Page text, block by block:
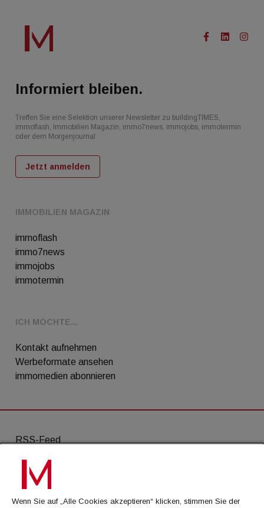
IMMOBILIEN MAGAZIN
immoflash
immo7news
immojobs
immotermin
ICH MÖCHTE...
Kontakt aufnehmen
Werbeformate ansehen
immomedien abonnieren
Informiert bleiben.
Treffen Sie eine Selektion unserer Newsletter zu buildingTIMES,
immoflash, Immobilien Magazin, immo7news, immojobs, immotermin
oder dem Morgenjournal
Jetzt anmelden
RSS-Feed
AGB
Datenschutz
Kontakt
Wenn Sie auf „Alle Cookies akzeptieren“ klicken, stimmen Sie der